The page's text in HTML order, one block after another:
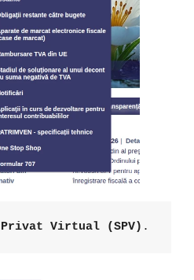
Virtual (SPV) .